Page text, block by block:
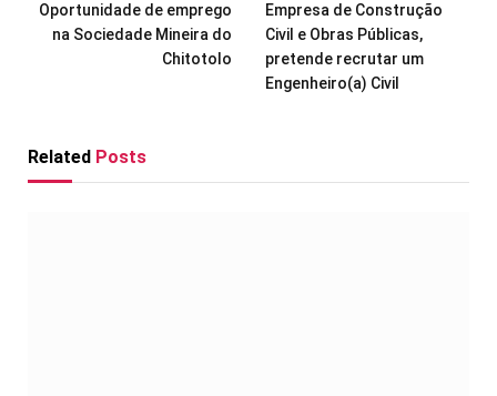
Oportunidade de emprego
na Sociedade Mineira do
Chitotolo
Empresa de Construção
Civil e Obras Públicas,
pretende recrutar um
Engenheiro(a) Civil
Related Posts